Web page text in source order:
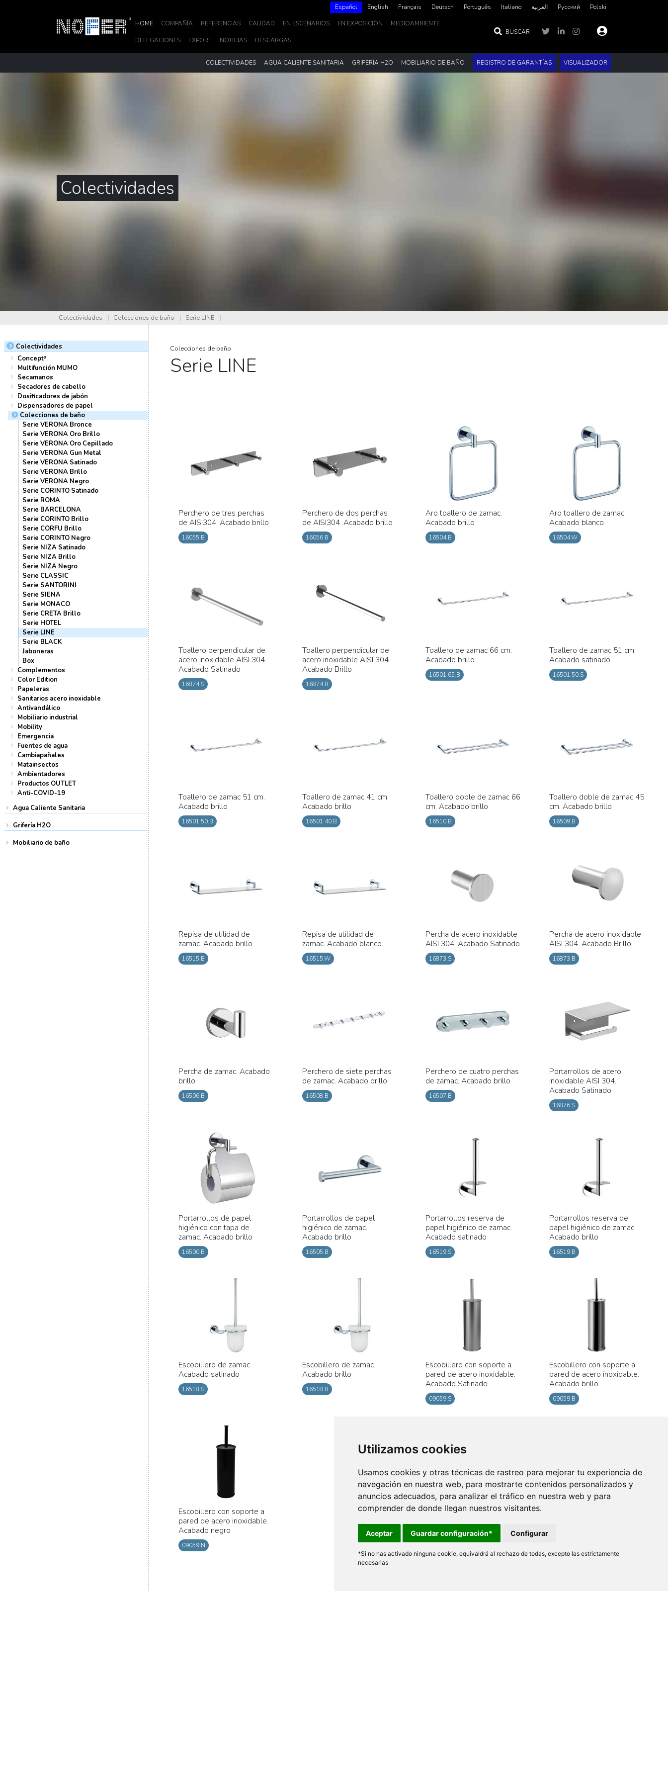
Utilizamos cookies
Usamos cookies y otras técnicas de rastreo para mejorar tu experiencia de
navegación en nuestra web, para mostrarte contenidos personalizados y
anuncios adecuados, para analizar el tráfico en nuestra web y para
comprender de donde llegan nuestros visitantes.
Aceptar Guardar configuración* Configurar
*Si no has activado ninguna cookie, equivaldrá al rechazo de todas, excepto las estrictamente
necesarias
Español English Français Deutsch Português Italiano العربية‏ Русский Polski
HOME COMPAÑÍA REFERENCIAS CALIDAD EN ESCENARIOS EN EXPOSICIÓN MEDIOAMBIENTE
DELEGACIONES EXPORT NOTICIAS DESCARGAS
BUSCAR
COLECTIVIDADES AGUA CALIENTE SANITARIA GRIFERÍA H2O MOBILIARIO DE BAÑO REGISTRO DE GARANTÍAS VISUALIZADOR
Colectividades
Colectividades | Colecciones de baño | Serie LINE |
Colectividades
Concept³
Multifunción MUMO
Secamanos
Secadores de cabello
Dosificadores de jabón
Dispensadores de papel
Colecciones de baño
Serie VERONA Bronce
Serie VERONA Oro Brillo
Serie VERONA Oro Cepillado
Serie VERONA Gun Metal
Serie VERONA Satinado
Serie VERONA Brillo
Serie VERONA Negro
Serie CORINTO Satinado
Serie ROMA
Serie BARCELONA
Serie CORINTO Brillo
Serie CORFU Brillo
Serie CORINTO Negro
Serie NIZA Satinado
Serie NIZA Brillo
Serie NIZA Negro
Serie CLASSIC
Serie SANTORINI
Serie SIENA
Serie MONACO
Serie CRETA Brillo
Serie HOTEL
Serie LINE
Serie BLACK
Jaboneras
Box
Complementos
Color Edition
Papeleras
Sanitarios acero inoxidable
Antivandálico
Mobiliario industrial
Mobility
Emergencia
Fuentes de agua
Cambiapañales
Matainsectos
Ambientadores
Productos OUTLET
Anti-COVID-19
Agua Caliente Sanitaria
Grifería H2O
Mobiliario de baño
Colecciones de baño
Serie LINE
Perchero de tres perchas
de AISI304. Acabado brillo
16055.B
Perchero de dos perchas
de AISI304 .Acabado brillo
16056.B
Aro toallero de zamac.
Acabado brillo
16504.B
Aro toallero de zamac.
Acabado blanco
16504.W
Toallero perpendicular de
acero inoxidable AISI 304.
Acabado Satinado
16874.S
Toallero perpendicular de
acero inoxidable AISI 304.
Acabado Brillo
16874.B
Toallero de zamac 66 cm.
Acabado brillo
16501.65.B
Toallero de zamac 51 cm.
Acabado satinado
16501.50.S
Toallero de zamac 51 cm.
Acabado brillo
16501.50.B
Toallero de zamac 41 cm.
Acabado brillo
16501.40.B
Toallero doble de zamac 66
cm. Acabado brillo
16510.B
Toallero doble de zamac 45
cm. Acabado brillo
16509.B
Repisa de utilidad de
zamac. Acabado brillo
16515.B
Repisa de utilidad de
zamac. Acabado blanco
16515.W
Percha de acero inoxidable
AISI 304. Acabado Satinado
16873.S
Percha de acero inoxidable
AISI 304. Acabado Brillo
16873.B
Percha de zamac. Acabado
brillo
16506.B
Perchero de siete perchas
de zamac. Acabado brillo
16508.B
Perchero de cuatro perchas
de zamac. Acabado brillo
16507.B
Portarrollos de acero
inoxidable AISI 304.
Acabado Satinado
16876.S
Portarrollos de papel
higiénico con tapa de
zamac. Acabado brillo
16500.B
Portarrollos de papel
higiénico de zamac.
Acabado brillo
16505.B
Portarrollos reserva de
papel higiénico de zamac.
Acabado satinado
16519.S
Portarrollos reserva de
papel higiénico de zamac.
Acabado brillo
16519.B
Escobillero de zamac.
Acabado satinado
16518.S
Escobillero de zamac.
Acabado brillo
16518.B
Escobillero con soporte a
pared de acero inoxidable.
Acabado Satinado
09059.S
Escobillero con soporte a
pared de acero inoxidable.
Acabado brillo
09059.B
Escobillero con soporte a
pared de acero inoxidable.
Acabado negro
09059.N